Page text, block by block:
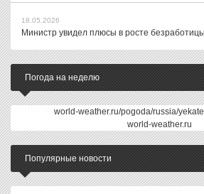
18.05.2026
Министр увидел плюсы в росте безработицы
Погода на неделю
world-weather.ru/pogoda/russia/
world-weather.ru
Популярные новости